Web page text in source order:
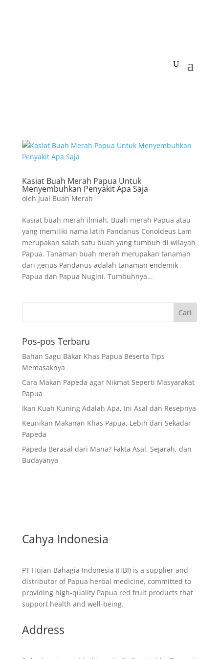
Kasiat Buah Merah Papua Untuk
Menyembuhkan Penyakit Apa Saja
oleh Jual Buah Merah
Kasiat buah merah ilmiah, Buah merah Papua atau
yang memiliki nama latih Pandanus Conoideus Lam
merupakan salah satu buah yang tumbuh di wilayah
Papua. Tanaman buah merah merupakan tanaman
dari genus Pandanus adalah tanaman endemik
Papua dan Papua Nugini. Tumbuhnya...
Pos-pos Terbaru
Bahan Sagu Bakar Khas Papua Beserta Tips
Memasaknya
Cara Makan Papeda agar Nikmat Seperti Masyarakat
Papua
Ikan Kuah Kuning Adalah Apa, Ini Asal dan Resepnya
Keunikan Makanan Khas Papua, Lebih dari Sekadar
Papeda
Papeda Berasal dari Mana? Fakta Asal, Sejarah, dan
Budayanya
Cahya Indonesia
PT Hujan Bahagia Indonesia (HBI) is a supplier and
distributor of Papua herbal medicine, committed to
providing high-quality Papua red fruit products that
support health and well-being.
Address